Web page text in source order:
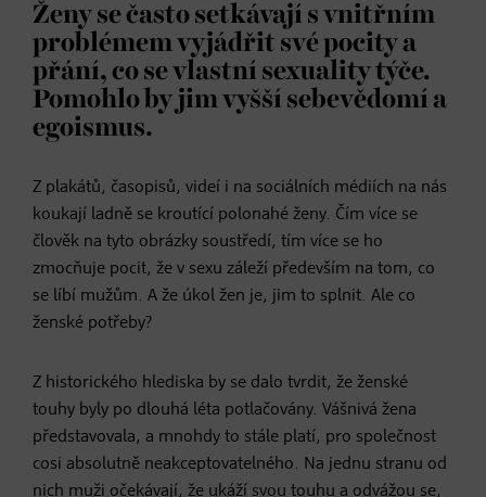
Ženy se často setkávají s vnitřním
problémem vyjádřit své pocity a
přání, co se vlastní sexuality týče.
Pomohlo by jim vyšší sebevědomí a
egoismus.
Z plakátů, časopisů, videí i na sociálních médiích na nás
koukají ladně se kroutící polonahé ženy. Čím více se
člověk na tyto obrázky soustředí, tím více se ho
zmocňuje pocit, že v sexu záleží především na tom, co
se líbí mužům. A že úkol žen je, jim to splnit. Ale co
ženské potřeby?
Z historického hlediska by se dalo tvrdit, že ženské
touhy byly po dlouhá léta potlačovány. Vášnivá žena
představovala, a mnohdy to stále platí, pro společnost
cosi absolutně neakceptovatelného. Na jednu stranu od
nich muži očekávají, že ukáží svou touhu a odvážou se,